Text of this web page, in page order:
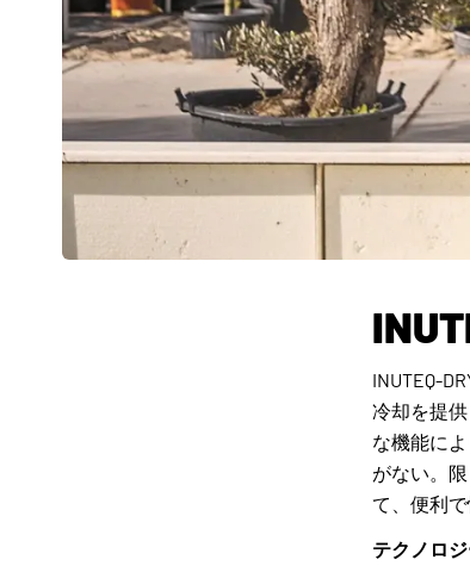
INUTEQ-
冷却を提
な機能に
がない。
て、便利
テクノロ